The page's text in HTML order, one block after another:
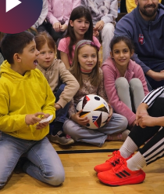
Play
Video